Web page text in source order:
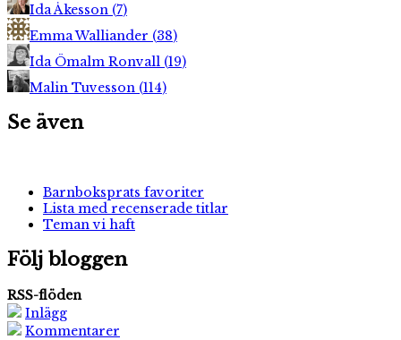
Ida Åkesson (7)
Emma Walliander (38)
Ida Ömalm Ronvall (19)
Malin Tuvesson (114)
Se även
Barnboksprats favoriter
Lista med recenserade titlar
Teman vi haft
Följ bloggen
RSS-flöden
Inlägg
Kommentarer